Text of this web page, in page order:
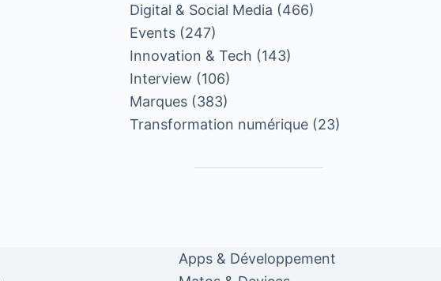
Digital & Social Media (466)
Events (247)
Innovation & Tech (143)
Interview (106)
Marques (383)
Transformation numérique (23)
Apps & Développement